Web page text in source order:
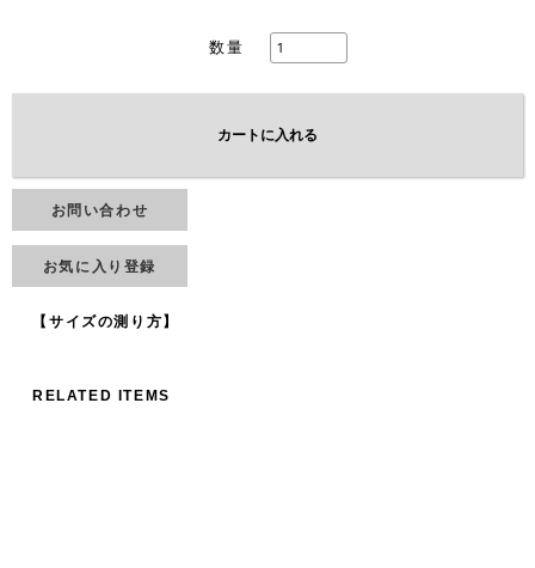
数量
カートに入れる
お問い合わせ
お気に入り登録
【サイズの測り方】
RELATED ITEMS